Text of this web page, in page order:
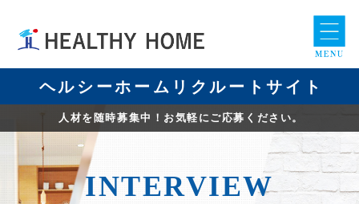
ヘルシーホームリクルートサイト
人材を随時募集中！お気軽にご応募ください。
INTERVIEW